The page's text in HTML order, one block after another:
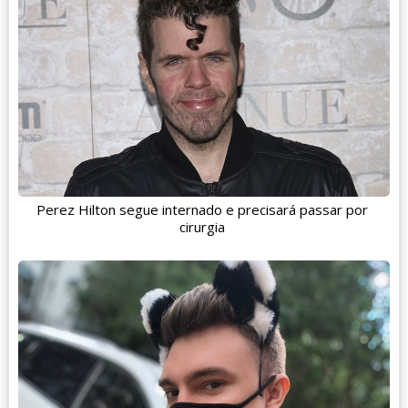
Perez Hilton segue internado e precisará passar por
cirurgia